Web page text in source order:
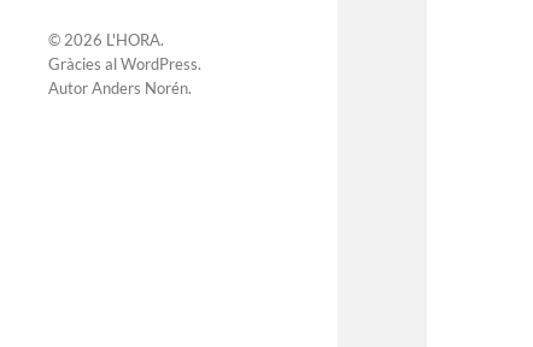
© 2026 L'HORA.
Gràcies alWordPress.
AutorAnders Norén.